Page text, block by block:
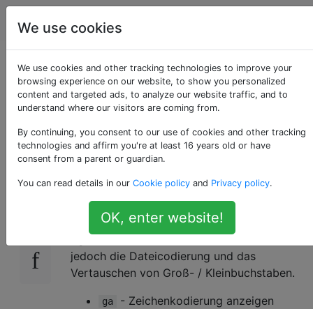
Programmierung
Verwendung der
Taste g im normalen
Modus
70 Im normalen Modus von vim wird das
Präfix für eine Reihe von Befehlen
verwendet. Einige Befehle befinden
irgendwo im Dokument, andere befehlen
jedoch die Dateicodierung und das
Vertauschen von Groß- / Kleinbuchstaben.
ga - Zeichenkodierung anzeigen
We use cookies
We use cookies and other tracking technologies to improve your
browsing experience on our website, to show you personalized
content and targeted ads, to analyze our website traffic, and to
understand where our visitors are coming from.
By continuing, you consent to our use of cookies and other tracking
technologies and affirm you're at least 16 years old or have
consent from a parent or guardian.
You can read details in our Cookie policy and Privacy policy.
OK, enter website!